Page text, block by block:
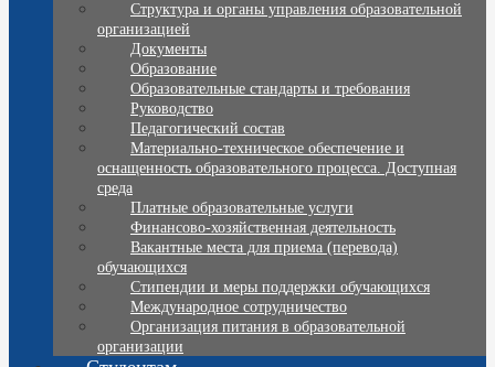
Структура и органы управления образовательной
организацией
Документы
Образование
Образовательные стандарты и требования
Руководство
Педагогический состав
Материально-техническое обеспечение и
оснащенность образовательного процесса. Доступная
среда
Платные образовательные услуги
Финансово-хозяйственная деятельность
Вакантные места для приема (перевода)
обучающихся
Стипендии и меры поддержки обучающихся
Международное сотрудничество
Организация питания в образовательной
организации